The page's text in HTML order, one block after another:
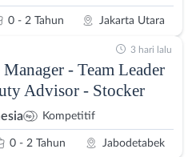
0 - 2 Tahun Jakarta Utara
- Team Leader
Advisor - Stocker
Kompetitif
0 - 2 Tahun Jabodetabek
3 hari lalu